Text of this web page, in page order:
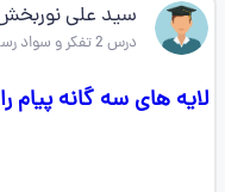
سید علی
درس 2 تفکر و سواد رسانه ای
لایه های سه گانه